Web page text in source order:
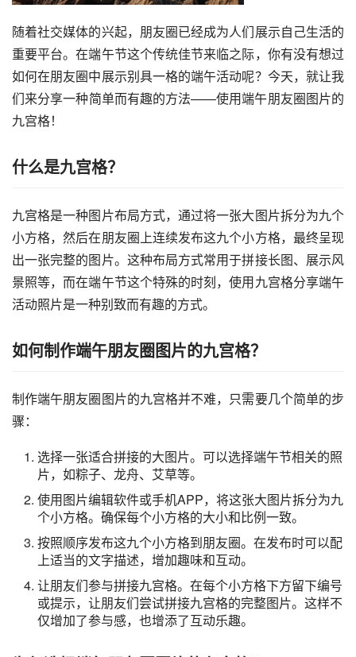
随着社交媒体的兴起，朋友圈已经成为人们展示自己生活的
重要平台。在端午节这个传统佳节来临之际，你有没有想过
如何在朋友圈中展示别具一格的端午活动呢？今天，就让我
们来分享一种简单而有趣的方法——使用端午朋友圈图片的
九宫格！
什么是九宫格？
九宫格是一种图片布局方式，通过将一张大图片拆分为九个
小方格，然后在朋友圈上连续发布这九个小方格，最终呈现
出一张完整的图片。这种布局方式常用于拼接长图、展示风
景照等，而在端午节这个特殊的时刻，使用九宫格分享端午
活动照片是一种别致而有趣的方式。
如何制作端午朋友圈图片的九宫格？
制作端午朋友圈图片的九宫格并不难，只需要几个简单的步
骤：
选择一张适合拼接的大图片。可以选择端午节相关的照
片，如粽子、龙舟、艾草等。
使用图片编辑软件或手机APP，将这张大图片拆分为九
个小方格。确保每个小方格的大小和比例一致。
按照顺序发布这九个小方格到朋友圈。在发布时可以配
上适当的文字描述，增加趣味和互动。
让朋友们参与拼接九宫格。在每个小方格下方留下编号
或提示，让朋友们尝试拼接九宫格的完整图片。这样不
仅增加了参与感，也增添了互动乐趣。